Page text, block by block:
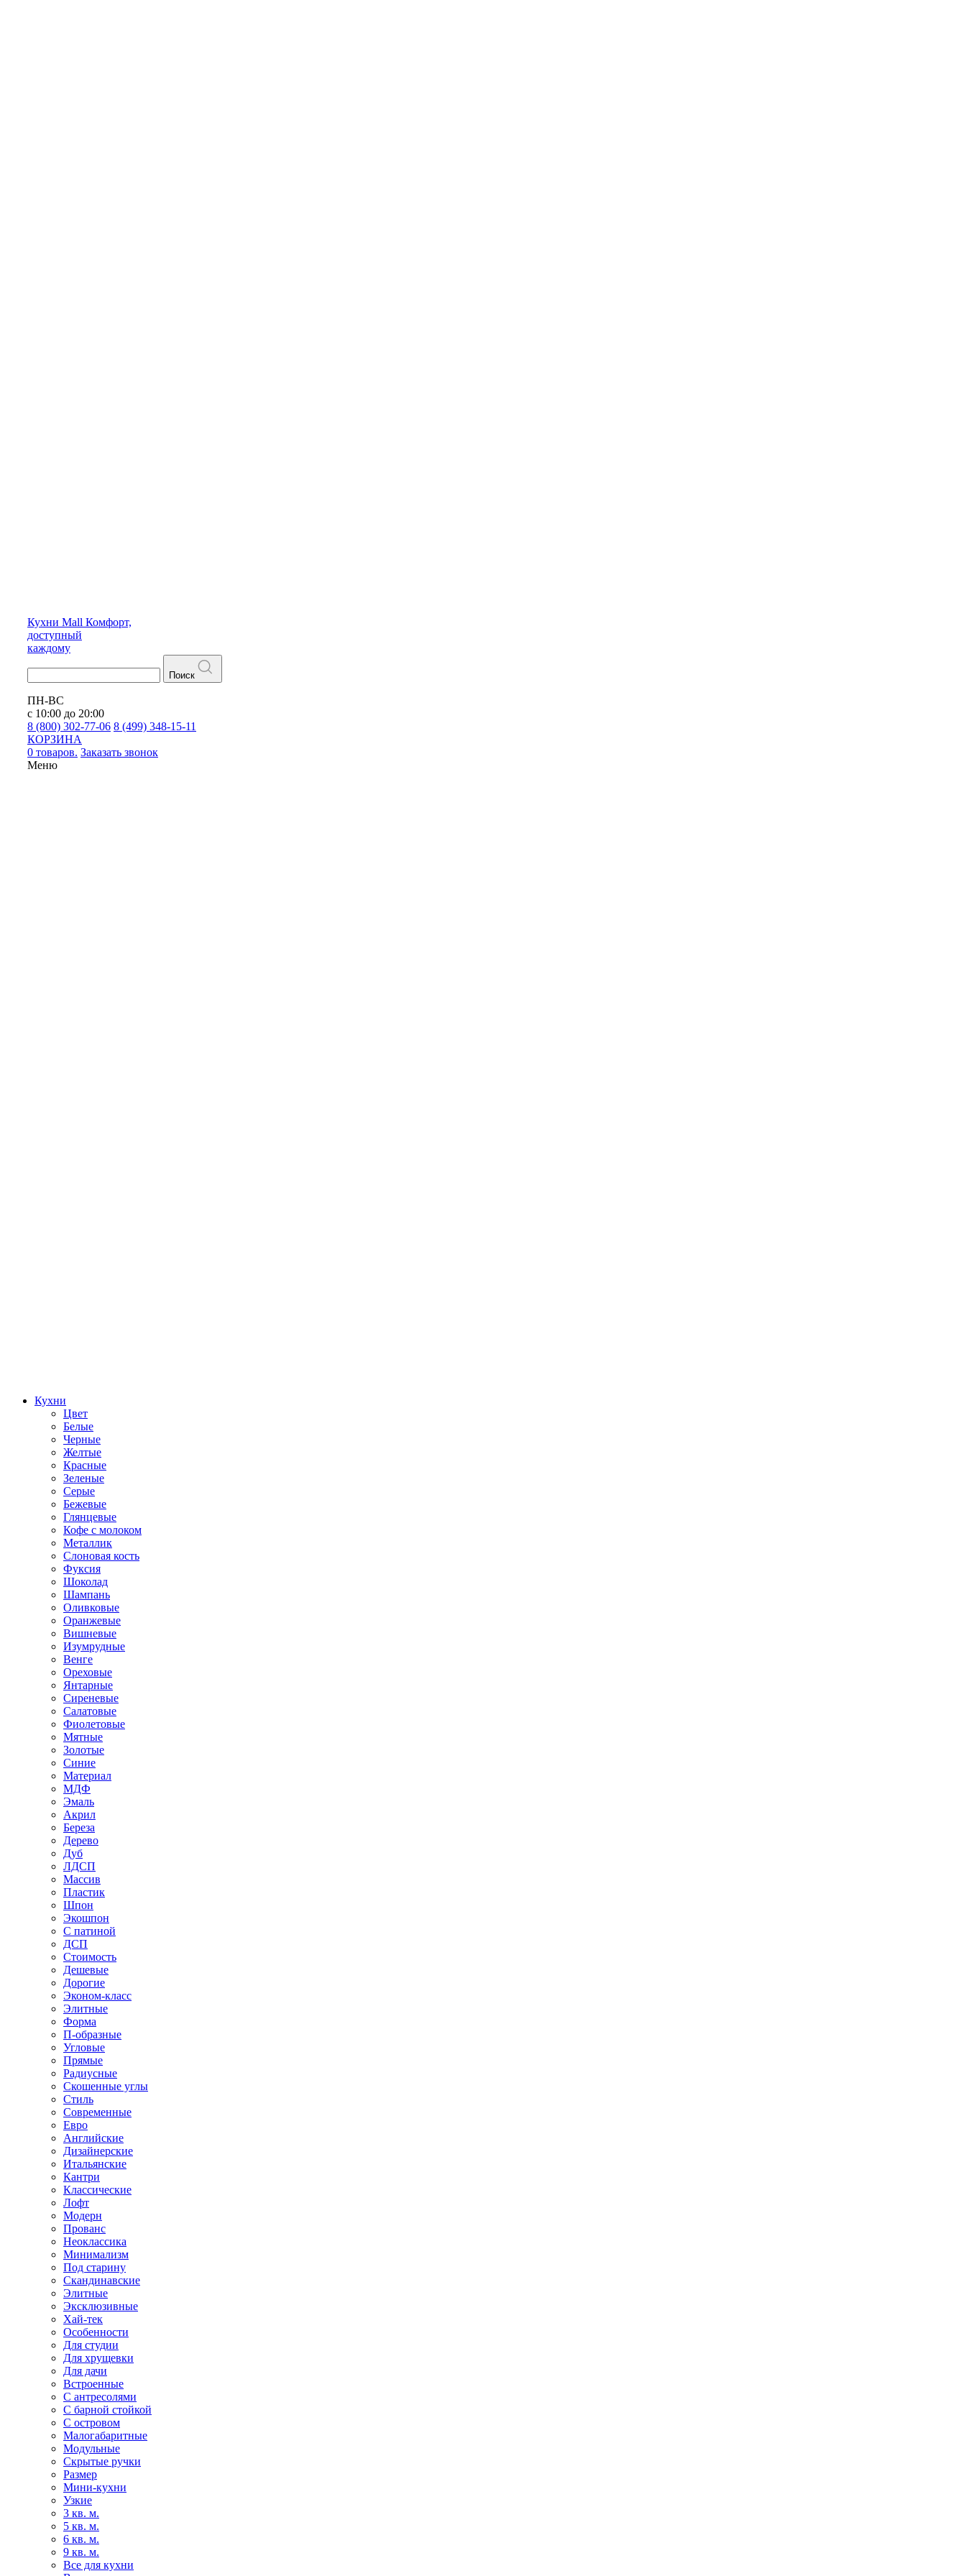
Кухни Mall Комфорт,
доступный
каждому
Поиск
ПН-ВС
с 10:00 до 20:00
8 (800) 302-77-06 8 (499) 348-15-11
КОРЗИНА
0 товаров. Заказать звонок
Меню
Кухни
Цвет
Белые
Черные
Желтые
Красные
Зеленые
Серые
Бежевые
Глянцевые
Кофе с молоком
Металлик
Слоновая кость
Фуксия
Шоколад
Шампань
Оливковые
Оранжевые
Вишневые
Изумрудные
Венге
Ореховые
Янтарные
Сиреневые
Салатовые
Фиолетовые
Мятные
Золотые
Синие
Материал
МДФ
Эмаль
Акрил
Береза
Дерево
Дуб
ЛДСП
Массив
Пластик
Шпон
Экошпон
С патиной
ДСП
Стоимость
Дешевые
Дорогие
Эконом-класс
Элитные
Форма
П-образные
Угловые
Прямые
Радиусные
Скошенные углы
Стиль
Современные
Евро
Английские
Дизайнерские
Итальянские
Кантри
Классические
Лофт
Модерн
Прованс
Неоклассика
Минимализм
Под старину
Скандинавские
Элитные
Эксклюзивные
Хай-тек
Особенности
Для студии
Для хрущевки
Для дачи
Встроенные
С антресолями
С барной стойкой
С островом
Малогабаритные
Модульные
Скрытые ручки
Размер
Мини-кухни
Узкие
3 кв. м.
5 кв. м.
6 кв. м.
9 кв. м.
Все для кухни